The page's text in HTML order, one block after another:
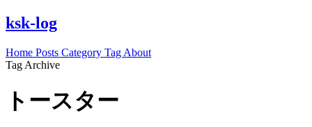
ksk-log
Home Posts Category Tag About
Tag Archive
トースター